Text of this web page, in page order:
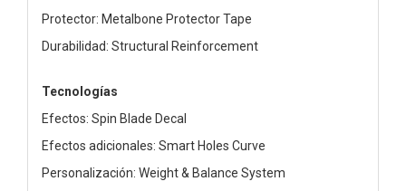
Protector: Metalbone Protector Tape
Durabilidad: Structural Reinforcement
Tecnologías
Efectos: Spin Blade Decal
Efectos adicionales: Smart Holes Curve
Personalización: Weight & Balance System